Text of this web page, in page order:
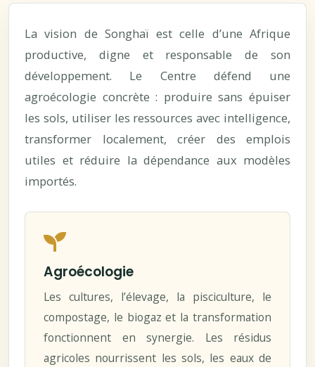
La vision de Songhaï est celle d’une Afrique
productive, digne et responsable de son
développement. Le Centre défend une
agroécologie concrète : produire sans épuiser
les sols, utiliser les ressources avec intelligence,
transformer localement, créer des emplois
utiles et réduire la dépendance aux modèles
importés.
Agroécologie
Les cultures, l’élevage, la pisciculture, le
compostage, le biogaz et la transformation
fonctionnent en synergie. Les résidus
agricoles nourrissent les sols, les eaux de